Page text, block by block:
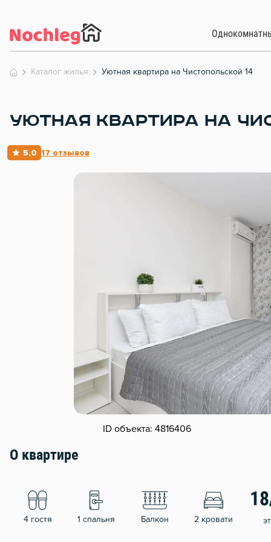
Каталог жилья Уютная квартира на Чистопольской 14
УЮТНАЯ КВАРТИРА НА
5,0 17 отзывов
ID объекта: 4816406
О квартире
4 гостя 1 спальня Балкон 2 кровати